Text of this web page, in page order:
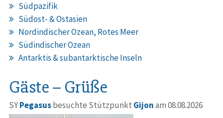
Südpazifik
Südost- & Ostasien
Nordindischer Ozean, Rotes Meer
Südindischer Ozean
Antarktis & subantarktische Inseln
Gäste – Grüße
SYPegasusbesuchte Stützpunkt Gijonam 08.08.2026